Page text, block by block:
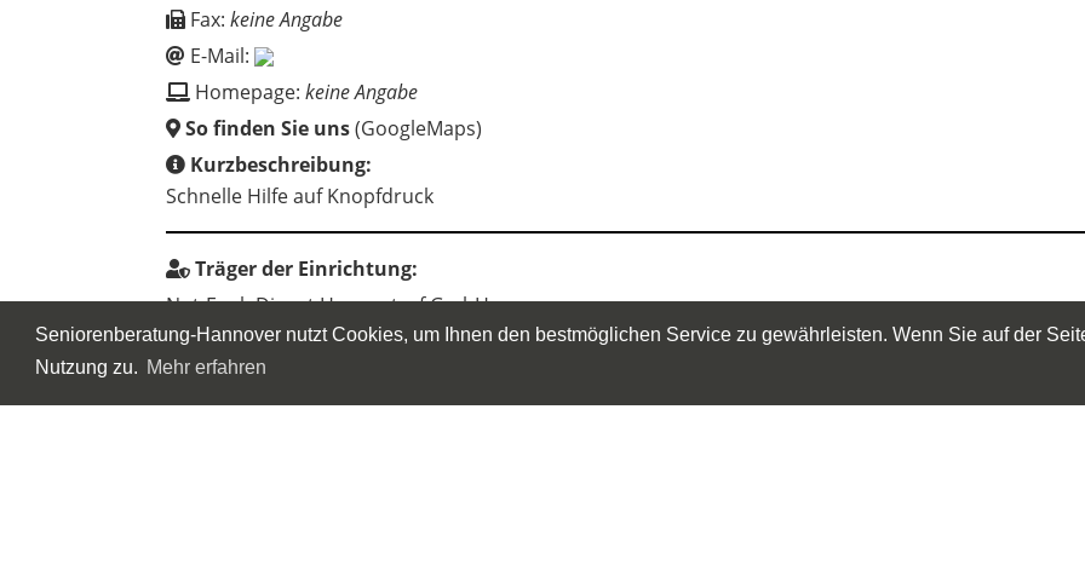
Seniorenberatung-Hannover nutzt Cookies, um Ihnen den bestmöglichen Service zu gewährleisten. Wenn Sie auf der
Nutzung zu. Mehr erfahren
Fax: keine Angabe
E-Mail:
Homepage: keine Angabe
So finden Sie uns(GoogleMaps)
Kurzbeschreibung:
Schnelle Hilfe auf Knopfdruck
Träger der Einrichtung:
Not-Funk-Dienst Hausnotruf GmbH